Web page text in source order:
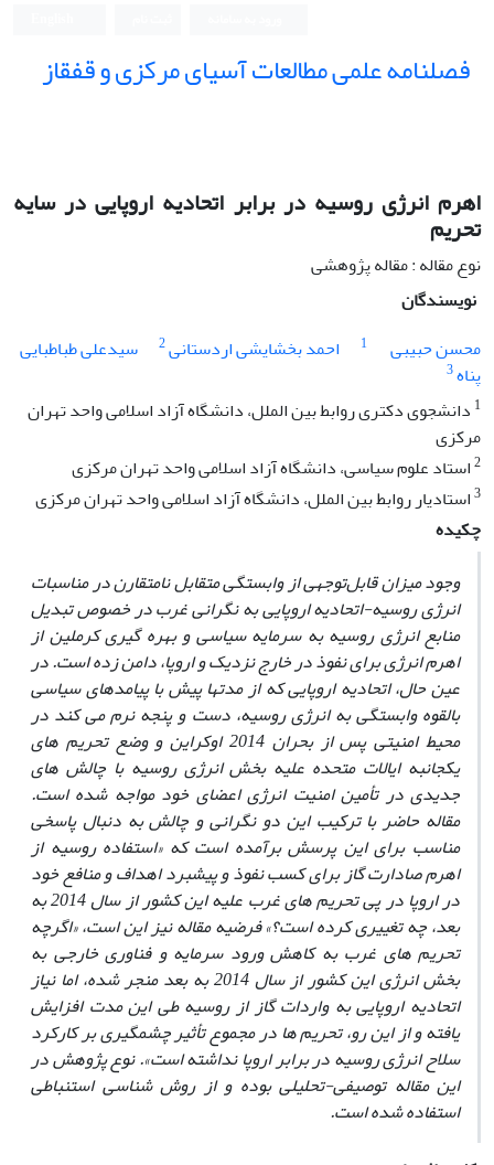
فصلنامه علمی مطالعات آسیای مرکزی و قفقاز
اهرم انرژی روسیه در برابر اتحادیه اروپایی در سایه
تحریم
نوع مقاله : مقاله پژوهشی
نویسندگان
محسن حبیبی
1 احمد بخشایشی اردستانی2
سیدعلی طباطبایی
پناه3
1 دانشجوی دکتری روابط بین الملل، دانشگاه آزاد اسلامی واحد تهران
مرکزی
2استاد علوم سیاسی، دانشگاه آزاد اسلامی واحد تهران مرکزی
3استادیار روابط بین الملل، دانشگاه آزاد اسلامی واحد تهران مرکزی
چکیده
وجود میزان قابل‌توجهی از وابستگی متقابل نامتقارن در مناسبات
انرژی روسیه-اتحادیه اروپایی به نگرانی غرب در خصوص تبدیل
منابع انرژی روسیه به سرمایه سیاسی و بهره ‏گیری کرملین از
اهرم انرژی برای نفوذ در خارج نزدیک و اروپا، دامن زده است. در
عین حال، اتحادیه اروپایی که از مدت‏ها پیش با پیامدهای سیاسی
بالقوه وابستگی به انرژی روسیه، دست ‏و پنجه نرم می‏ کند در
محیط امنیتی پس از بحران 2014 اوکراین و وضع تحریم ‏های
یکجانبه ایالات متحده علیه بخش انرژی روسیه با چالش ‏های
جدیدی در تأمین امنیت انرژی اعضای خود مواجه شده است.
مقاله حاضر با ترکیب این دو نگرانی و چالش به‏ دنبال پاسخی
مناسب برای این پرسش برآمده است که «استفاده روسیه از
اهرم صادارت گاز برای کسب نفوذ و پیش‏برد اهداف و منافع خود
در اروپا در پی تحریم‏ های غرب علیه این کشور از سال 2014 به
بعد، چه تغییری کرده است؟» فرضیه مقاله نیز این است، «اگرچه
تحریم‏ های غرب به کاهش ورود سرمایه و فناوری خارجی به
بخش انرژی این کشور از سال 2014 به بعد منجر شده، اما نیاز
اتحادیه اروپایی به واردات گاز از روسیه طی این مدت افزایش
یافته و از این رو، تحریم‏ ها در مجموع تأثیر چشم‏گیری بر کارکرد
سلاح انرژی روسیه در برابر اروپا نداشته است». نوع پژوهش در
این مقاله توصیفی-تحلیلی بوده و از روش‏ شناسی استنباطی
استفاده شده است.